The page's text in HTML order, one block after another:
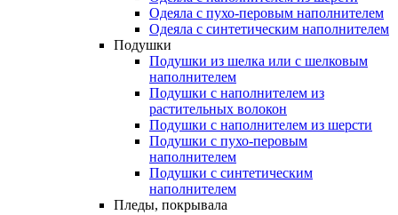
Одеяла с пухо-перовым наполнителем
Одеяла с синтетическим наполнителем
Подушки
Подушки из шелка или с шелковым
наполнителем
Подушки с наполнителем из
растительных волокон
Подушки с наполнителем из шерсти
Подушки с пухо-перовым
наполнителем
Подушки с синтетическим
наполнителем
Пледы, покрывала